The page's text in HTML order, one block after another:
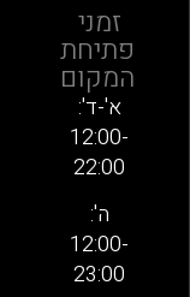
זמני
פתיחת
המקום
א'-ד':
12:00-
22:00
ה':
12:00-
23:00